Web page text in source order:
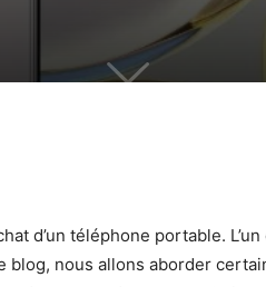
d’un téléphone portable. L’un
blog, nous allons aborder